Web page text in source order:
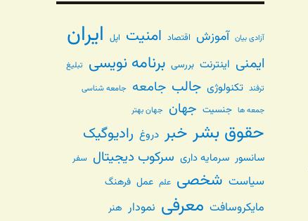
آزادی بیان آموزش اقتصاد امنیت اپل ایران
ایمنی اینترنت بررسی برنامه نویسی تبلیغ
ترفند تکنولوژی جالب جامعه جامعه شناسی
جمعه ها جنسیت جهان جهان بهتر
حقوق بشر خبر دروغ رادیوگیک
سانسور سرمایه داری سرکوب دیجیتال سفر
سیاست شخصی علم عمل فرهنگ
مایکروسافت معرفی نمودار هنر